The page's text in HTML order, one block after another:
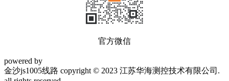
官方微信
powered by
金沙js1005线路 copyright © 2023 江苏华海测控技术有限公司.